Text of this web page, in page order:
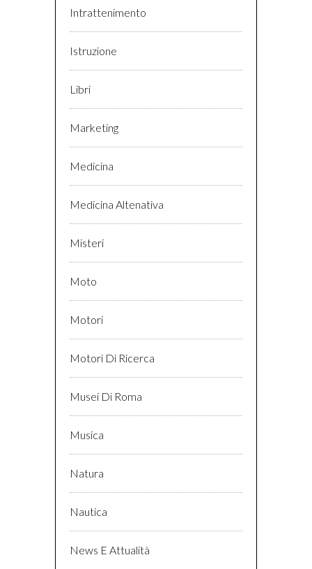
Intrattenimento
Istruzione
Libri
Marketing
Medicina
Medicina Altenativa
Misteri
Moto
Motori
Motori Di Ricerca
Musei Di Roma
Musica
Natura
Nautica
News E Attualità